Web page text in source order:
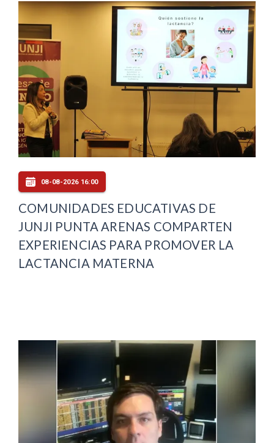
08-08-2026 16:00
COMUNIDADES EDUCATIVAS DE
JUNJI PUNTA ARENAS COMPARTEN
EXPERIENCIAS PARA PROMOVER LA
LACTANCIA MATERNA